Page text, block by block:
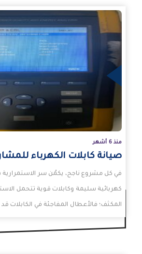
منذ 6 أشهر
صيانة كابلات الكهرباء
في كل مشروع ناجح، يكمُن سر
كهربائية سليمة وكابلات قوية تتحمل
المكثف؛ فالأعطال المفاجئة في الكابلات